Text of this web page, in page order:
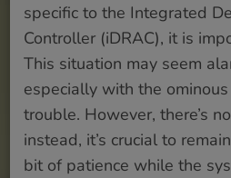
specific to the Integrated
Controller (iDRAC), it is
This situation may seem
especially with the
trouble. However, there’s
instead, it’s crucial to
bit of patience while the